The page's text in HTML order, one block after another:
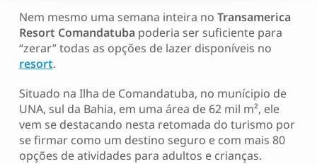
Nem mesmo uma semana inteira no Transamerica
Resort Comandatubapoderia ser suficiente para
“zerar” todas as opções de lazer disponíveis no
resort.
Situado na Ilha de Comandatuba, no munícipio de
UNA, sul da Bahia, em uma área de 62 mil m², ele
vem se destacando nesta retomada do turismo por
se firmar como um destino seguro e com mais 80
opções de atividades para adultos e crianças.